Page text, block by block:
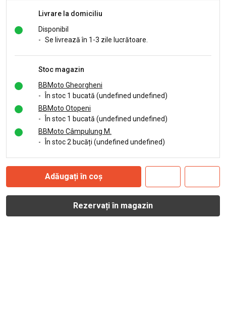
Livrare la domiciliu
Disponibil
- Se livrează în 1-3 zile lucrătoare.
Stoc magazin
BBMoto Gheorgheni
-
În stoc 1 bucată (undefined undefined)
BBMoto Otopeni
-
În stoc 1 bucată (undefined undefined)
BBMoto Câmpulung M.
-
În stoc 2 bucăți (undefined undefined)
Adăugați în coș
Rezervați în magazin